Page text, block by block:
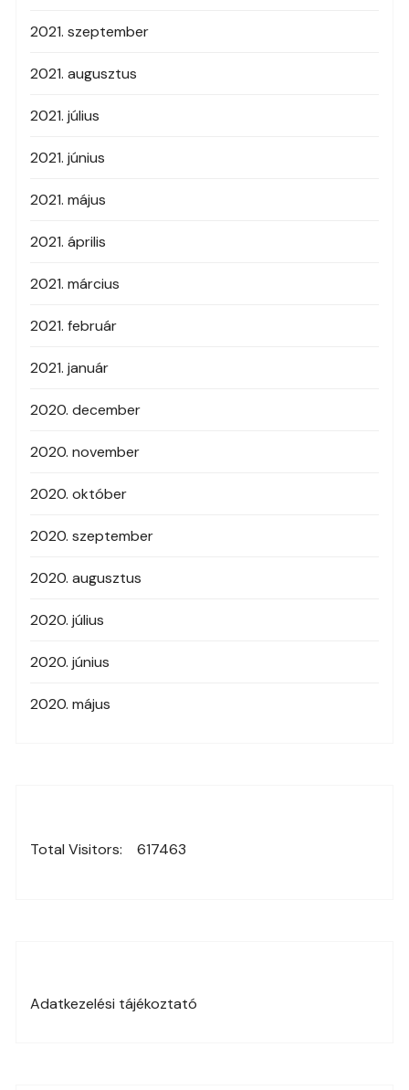
2021. szeptember
2021. augusztus
2021. július
2021. június
2021. május
2021. április
2021. március
2021. február
2021. január
2020. december
2020. november
2020. október
2020. szeptember
2020. augusztus
2020. július
2020. június
2020. május
Total Visitors: 617463
Adatkezelési tájékoztató